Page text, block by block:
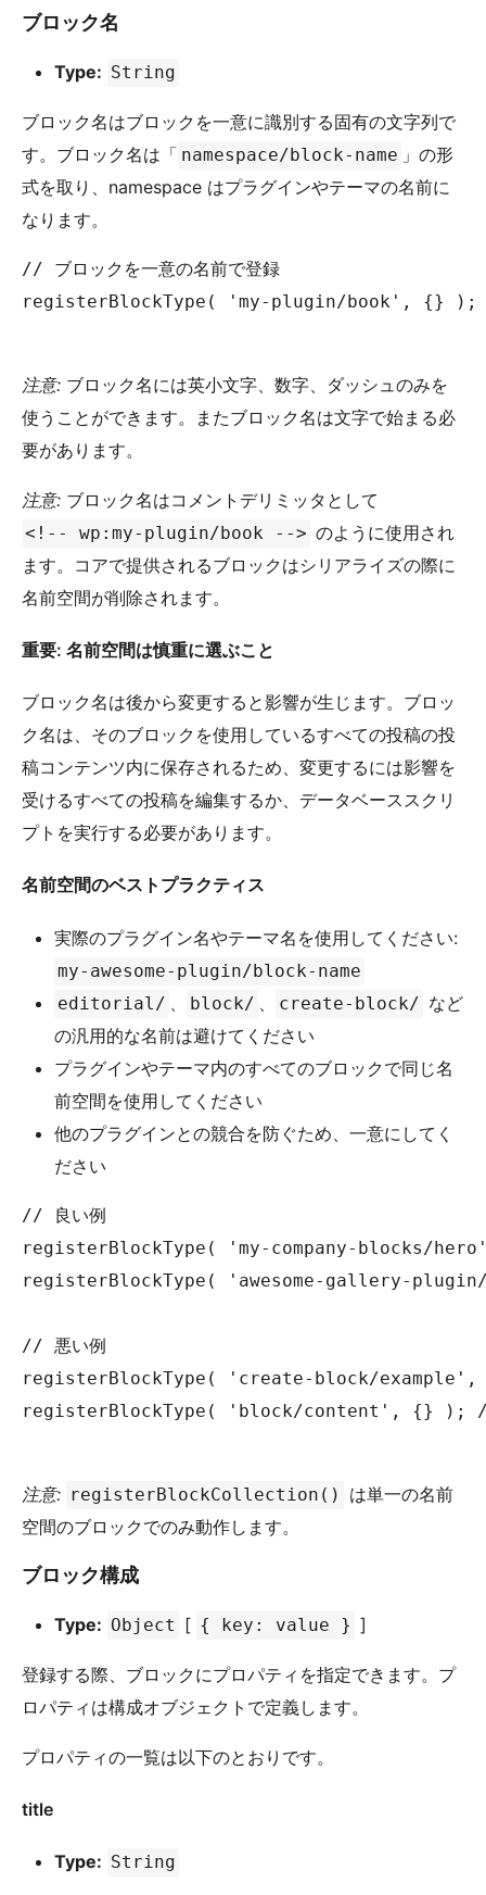
ブロック名
Type: String
ブロック名はブロックを一意に識別する固有の文字列で
す。ブロック名は「 namespace/block-name 」の形
式を取り、namespace はプラグインやテーマの名前に
なります。
// ブロックを一意の名前で登録
registerBlockType( 'my-plugin/book', {} );
注意: ブロック名には英小文字、数字、ダッシュのみを
使うことができます。またブロック名は文字で始まる必
要があります。
注意: ブロック名はコメントデリミッタとして
<!-- wp:my-plugin/book --> のように使用され
ます。コアで提供されるブロックはシリアライズの際に
名前空間が削除されます。
重要: 名前空間は慎重に選ぶこと
ブロック名は後から変更すると影響が生じます。ブロッ
ク名は、そのブロックを使用しているすべての投稿の投
稿コンテンツ内に保存されるため、変更するには影響を
受けるすべての投稿を編集するか、データベーススクリ
プトを実行する必要があります。
名前空間のベストプラクティス
実際のプラグイン名やテーマ名を使用してください:
my-awesome-plugin/block-name
editorial/
block/ create-block/ など
の汎用的な名前は避けてください
プラグインやテーマ内のすべてのブロックで同じ名
前空間を使用してください
他のプラグインとの競合を防ぐため、一意にしてく
ださい
// 良い例
registerBlockType( 'my-company-blocks/
registerBlockType( 'awesome-gallery-
// 悪い例
registerBlockType( 'create-block/example',
registerBlockType( 'block/content', {} ); //
注意: registerBlockCollection()
は単一の名前
空間のブロックでのみ動作します。
ブロック構成
Type: Object [ { key: value } ]
登録する際、ブロックにプロパティを指定できます。プ
ロパティは構成オブジェクトで定義します。
プロパティの一覧は以下のとおりです。
title
Type: String